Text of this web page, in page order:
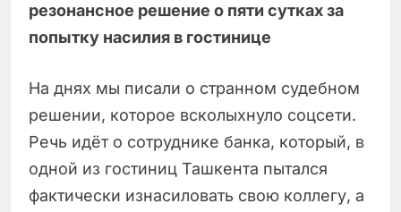
резонансное решение о пяти сутках за
попытку насилия в гостинице
На днях мы писали о странном судебном
решении, которое всколыхнуло соцсети.
Речь идёт о сотруднике банка, который, в
одной из гостиниц Ташкента пытался
фактически изнасиловать свою коллегу, а